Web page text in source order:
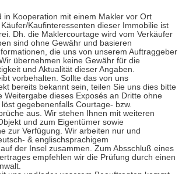
in Kooperation mit einem Makler vor Ort
Kaufinteressenten dieser Immobilie ist
Dh. die Maklercourtage wird vom Verkäufer
sind ohne Gewähr und basieren
die uns von unserem Auftraggeber
übernehmen keine Gewähr für die
und Aktualität dieser Angaben.
vorbehalten. Sollte das von uns
bereits bekannt sein, teilen Sie uns dies bitte
Weitergabe dieses Exposés an Dritte ohne
gegebenenfalls Courtage- bzw.
aus. Wir stehen Ihnen mit weiteren
und zum Eigentümer sowie
zur Verfügung. Wir arbeiten nur und
& englischsprachigem
der Insel zusammen. Zum Absschluß eines
empfehlen wir die Prüfung durch einen